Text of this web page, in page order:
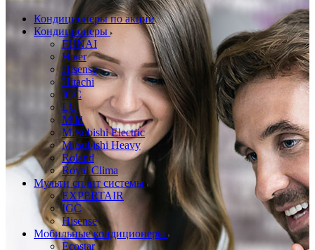
Кондиционеры по акции
Кондиционеры
FUNAI
Haier
Hisense
Hitachi
IGC
LG
Mild
Mitsubishi Electric
Mitsubishi Heavy
Roland
Royal Clima
Мульти сплит системы
EXPERTAIR
IGC
Hisense
Мобильные кондиционеры
Ecostar